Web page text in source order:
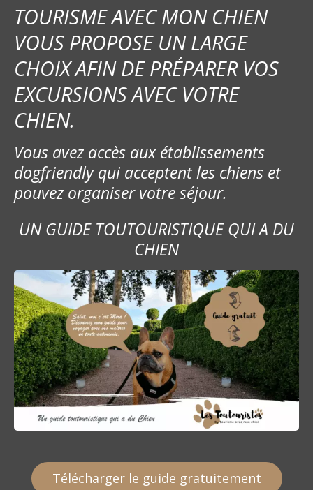
e
TOURISME AVEC MON CHIEN
VOUS PROPOSE UN LARGE
CHOIX AFIN DE PRÉPARER VOS
EXCURSIONS AVEC VOTRE
CHIEN.
Vous avez accès aux établissements
dogfriendly qui acceptent les chiens et
pouvez organiser votre séjour.
UN GUIDE TOUTOURISTIQUE QUI A DU
CHIEN
Télécharger le guide gratuitement